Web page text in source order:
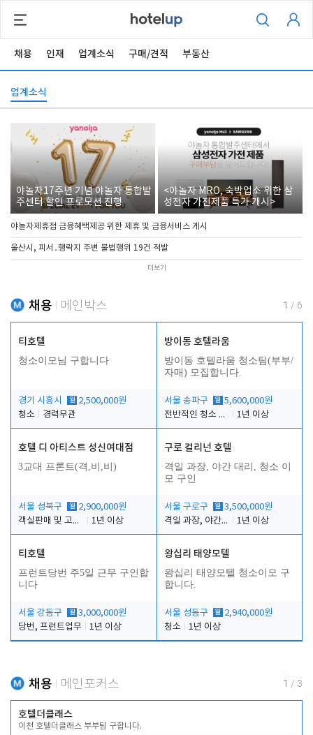
채용 인재 업계소식 구매/견적 부동산
업계소식
야놀자17주년 기념 야놀자 통합발
주센터 할인 프로모션 진행
<야놀자 MRO, 숙박업소 위한 삼
성전자 가전제품 특가 개시>
야놀자제휴점 금융혜택제공 위한 제휴 및 금융서비스 게시
울산시, 피서․행락지 주변 불법행위 19건 적발
더보기
채용 메인박스 1 / 6
티호텔
청소이모님 구합니다
경기 시흥시 월 2,500,000원
청소
경력무관
방이동 호텔라움
방이동 호텔라움 청소팀(부부/
자매) 모집합니다.
서울 송파구 월 5,600,000원
전반적인 청소 업무(객실청소.객실정리)
1년 이상
호텔 디 아티스트 성신여대점
3교대 프론트(격,비,비)
서울 성북구 월 2,900,000원
객실판매 및 고객응대
1년 이상
구로 컬리넌 호텔
격일 과장, 야간 대리, 청소 이
모 구인
서울 구로구 월 3,500,000원
격일 과장, 야간 대리, 청소 이모
1년 이상
티호텔
프런트당번 주5일 근무 구인합
니다
서울 강동구 월 3,000,000원
당번, 프런트업무
1년 이상
왕십리 태양모텔
왕십리 태양모텔 청소이모 구
합니다.
서울 성동구 월 2,940,000원
청소
1년 이상
채용 메인포커스 1 / 3
호텔더클래스
이천 호텔더클래스 부부팀 구합니다.